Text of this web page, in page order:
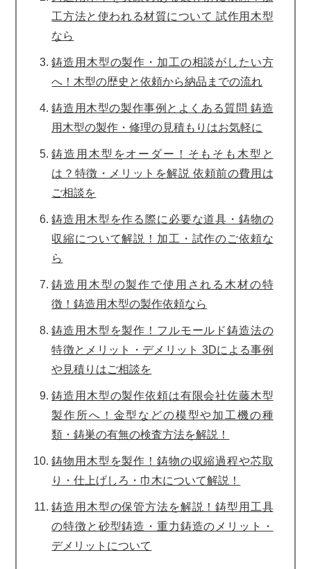
工方法と使われる材質について 試作用木型
なら
鋳造用木型の製作・加工の相談がしたい方
へ！木型の歴史と依頼から納品までの流れ
鋳造用木型の製作事例とよくある質問 鋳造
用木型の製作・修理の見積もりはお気軽に
鋳造用木型をオーダー！そもそも木型と
は？特徴・メリットを解説 依頼前の費用は
ご相談を
鋳造用木型を作る際に必要な道具・鋳物の
収縮について解説！加工・試作のご依頼な
ら
鋳造用木型の製作で使用される木材の特
徴！鋳造用木型の製作依頼なら
鋳造用木型を製作！フルモールド鋳造法の
特徴とメリット・デメリット 3Dによる事例
や見積りはご相談を
鋳造用木型の製作依頼は有限会社佐藤木型
製作所へ！金型などの模型や加工機の種
類・鋳巣の有無の検査方法を解説！
鋳物用木型を製作！鋳物の収縮過程や芯取
り・仕上げしろ・巾木について解説！
鋳造用木型の保管方法を解説！鋳型用工具
の特徴と砂型鋳造・重力鋳造のメリット・
デメリットについて